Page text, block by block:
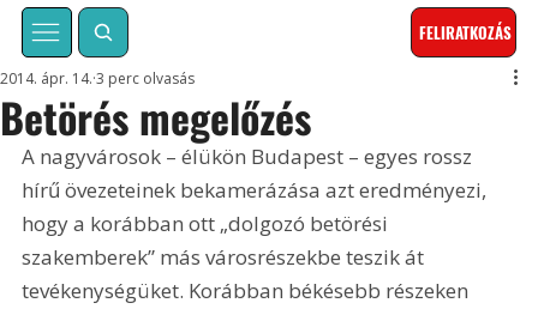
FELIRATKOZÁS
Betörés megelőzés
2014. ápr. 14. 3 perc olvasás
A nagyvárosok – élükön Budapest – egyes rossz
hírű övezeteinek bekamerázása azt eredményezi,
hogy a korábban ott „dolgozó betörési
szakemberek” más városrészekbe teszik át
tevékenységüket. Korábban békésebb részeken